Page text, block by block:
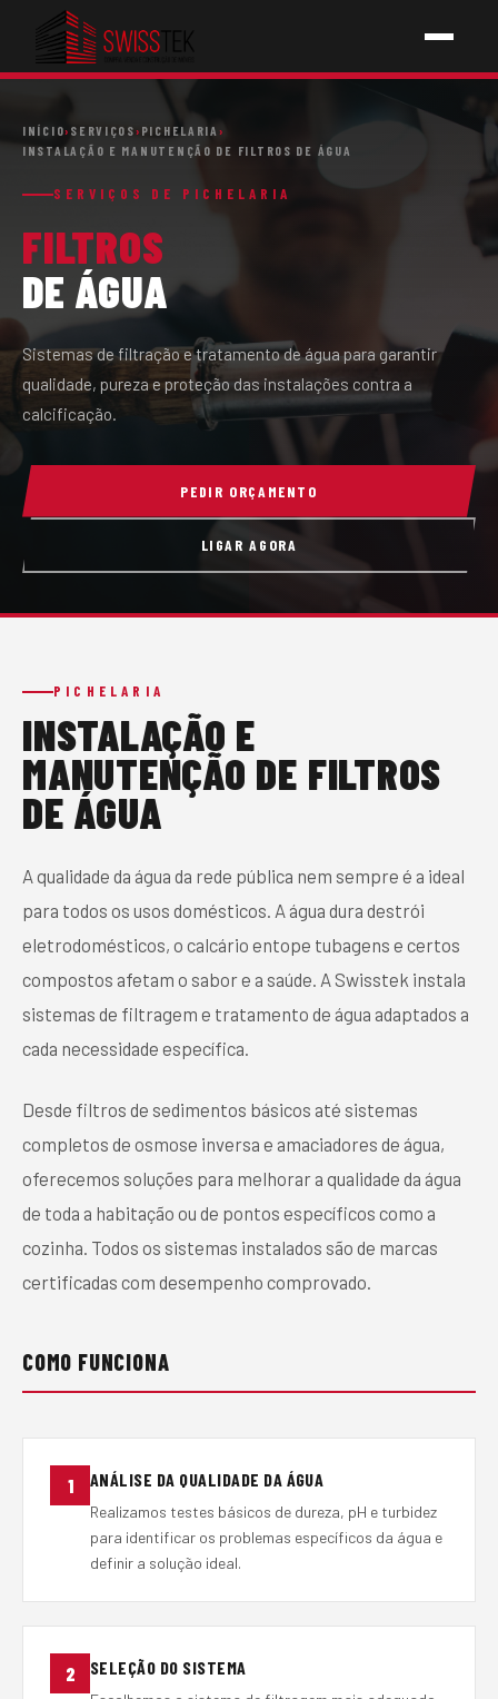
↳ PICHELARIA
↳ ELETRICIDADE
↳ AQUECIMENTOS
↳ CONSTRUÇÕES
PEDIR ORÇAMENTO
INÍCIO› SERVIÇOS› PICHELARIA ›
INSTALAÇÃO E MANUTENÇÃO DE FILTROS DE ÁGUA
SERVIÇOS DE PICHELARIA
FILTROS
DE ÁGUA
Sistemas de filtração e tratamento de água para garantir
qualidade, pureza e proteção das instalações contra a
calcificação.
PEDIR ORÇAMENTO
LIGAR AGORA
PICHELARIA
INSTALAÇÃO E
MANUTENÇÃO DE FILTROS
DE ÁGUA
A qualidade da água da rede pública nem sempre é a ideal
para todos os usos domésticos. A água dura destrói
eletrodomésticos, o calcário entope tubagens e certos
compostos afetam o sabor e a saúde. A Swisstek instala
sistemas de filtragem e tratamento de água adaptados a
cada necessidade específica.
Desde filtros de sedimentos básicos até sistemas
completos de osmose inversa e amaciadores de água,
oferecemos soluções para melhorar a qualidade da água
de toda a habitação ou de pontos específicos como a
cozinha. Todos os sistemas instalados são de marcas
certificadas com desempenho comprovado.
COMO FUNCIONA
1 ANÁLISE DA QUALIDADE DA ÁGUA
Realizamos testes básicos de dureza, pH e turbidez
para identificar os problemas específicos da água e
definir a solução ideal.
2 SELEÇÃO DO SISTEMA